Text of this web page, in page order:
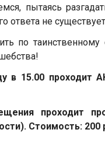
пытаясь
ответа не
по
в 15.00 проходит
проходит
Стоимость: 200